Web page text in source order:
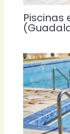
Piscinas